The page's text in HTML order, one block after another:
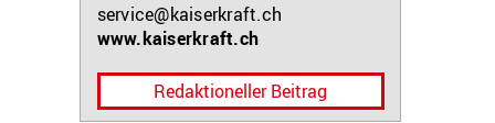
service@kaiserkraft.ch
www.kaiserkraft.ch
Redaktioneller Beitrag